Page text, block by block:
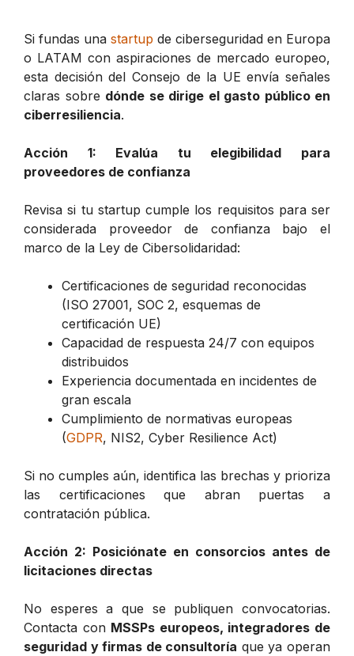
Si fundas una startup de ciberseguridad en Europa
o LATAM con aspiraciones de mercado europeo,
esta decisión del Consejo de la UE envía señales
claras sobre dónde se dirige el gasto público en
ciberresiliencia.
Acción 1: Evalúa tu elegibilidad para
proveedores de confianza
Revisa si tu startup cumple los requisitos para ser
considerada proveedor de confianza bajo el
marco de la Ley de Cibersolidaridad:
Certificaciones de seguridad reconocidas
(ISO 27001, SOC 2, esquemas de
certificación UE)
Capacidad de respuesta 24/7 con equipos
distribuidos
Experiencia documentada en incidentes de
gran escala
Cumplimiento de normativas europeas
(GDPR, NIS2, Cyber Resilience Act)
Si no cumples aún, identifica las brechas y prioriza
las certificaciones que abran puertas a
contratación pública.
Acción 2: Posiciónate en consorcios antes de
licitaciones directas
No esperes a que se publiquen convocatorias.
Contacta con MSSPs europeos, integradores de
seguridad y firmas de consultoría que ya operan